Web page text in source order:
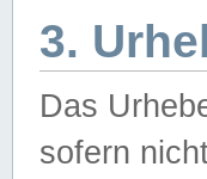
3.
Das
sofern